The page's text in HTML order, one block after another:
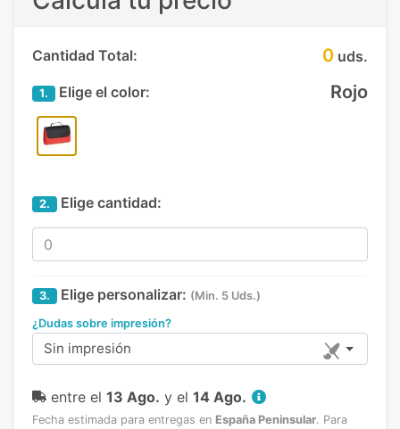
Cantidad Total: 0 uds.
1. Elige el color: Rojo
2. Elige cantidad:
3. Elige personalizar: (Min. 5 Uds.)
¿Dudas sobre impresión?
Sin impresión
entre el 13 Ago. y el 14 Ago.
Fecha estimada para entregas en España Peninsular. Para